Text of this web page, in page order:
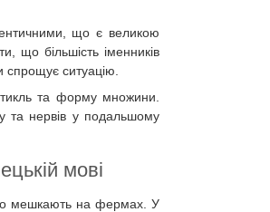
що є великою
що більшість іменників
спрощує ситуацію.
та форму множини.
та нервів у подальшому
мові
мешкають на фермах. У